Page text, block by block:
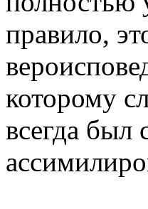
правило,
которому
всегда был